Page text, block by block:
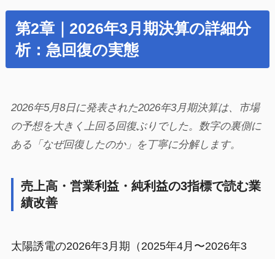
第2章｜2026年3月期決算の詳細分
析：急回復の実態
2026年5月8日に発表された2026年3月期決算は、市場
の予想を大きく上回る回復ぶりでした。数字の裏側に
ある「なぜ回復したのか」を丁寧に分解します。
売上高・営業利益・純利益の3指標で読む業
績改善
太陽誘電の2026年3月期（2025年4月〜2026年3